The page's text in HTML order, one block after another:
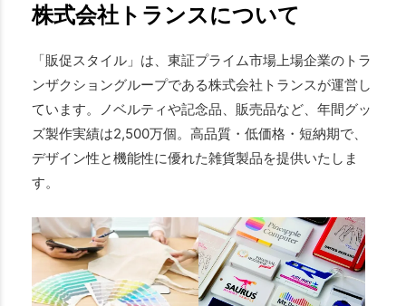
株式会社トランスについて
「販促スタイル」は、東証プライム市場上場企業のトラ
ンザクショングループである株式会社トランスが運営し
ています。ノベルティや記念品、販売品など、年間グッ
ズ製作実績は2,500万個。高品質・低価格・短納期で、
デザイン性と機能性に優れた雑貨製品を提供いたしま
す。